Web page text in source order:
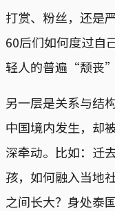
打赏、粉丝，还是
60后们如何度过自
轻人的普遍“颓丧”
另一层是关系与结
中国境内发生，却
深牵动。比如：迁
孩，如何融入当地
之间长大？身处泰